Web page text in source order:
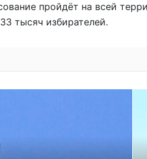
пройдёт на всей
тысяч избирателей.